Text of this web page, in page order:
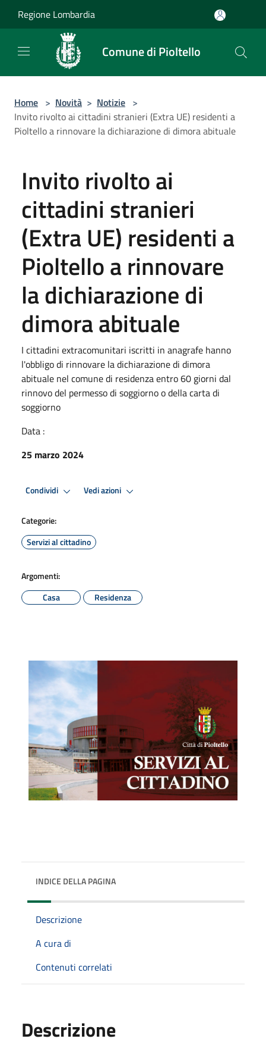
Regione Lombardia
Comune di Pioltello
Home > Novità > Notizie >
Invito rivolto ai cittadini stranieri (Extra UE) residenti a
Pioltello a rinnovare la dichiarazione di dimora abituale
Invito rivolto ai
cittadini stranieri
(Extra UE) residenti a
Pioltello a rinnovare
la dichiarazione di
dimora abituale
I cittadini extracomunitari iscritti in anagrafe hanno
l'obbligo di rinnovare la dichiarazione di dimora
abituale nel comune di residenza entro 60 giorni dal
rinnovo del permesso di soggiorno o della carta di
soggiorno
Data :
25 marzo 2024
Condividi Vedi azioni
Categorie:
Servizi al cittadino
Argomenti:
Casa
Residenza
INDICE DELLA PAGINA
Descrizione
A cura di
Contenuti correlati
Descrizione